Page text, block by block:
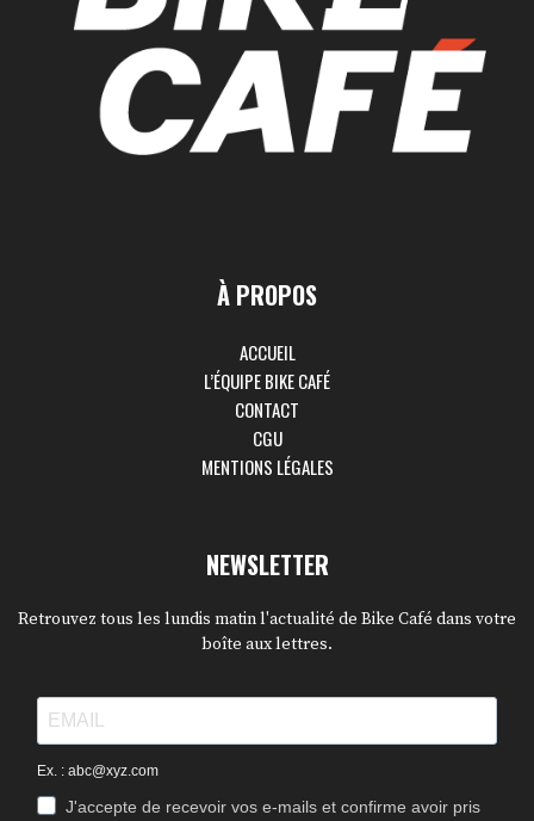
À PROPOS
ACCUEIL
L’ÉQUIPE BIKE CAFÉ
CONTACT
CGU
MENTIONS LÉGALES
NEWSLETTER
Retrouvez tous les lundis matin l'actualité de Bike Café dans votre
boîte aux lettres.
Ex. : abc@xyz.com
J'accepte de recevoir vos e-mails et confirme avoir pris